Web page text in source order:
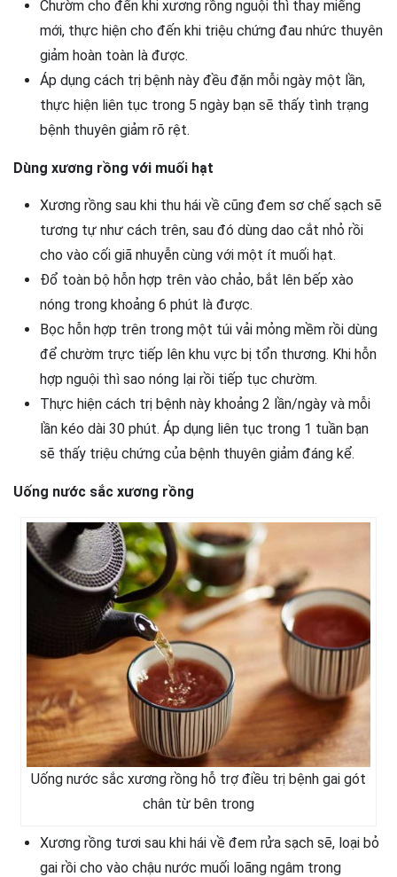
Chườm cho đến khi xương rồng nguội thì thay miếng
mới, thực hiện cho đến khi triệu chứng đau nhức thuyên
giảm hoàn toàn là được.
Áp dụng cách trị bệnh này đều đặn mỗi ngày một lần,
thực hiện liên tục trong 5 ngày bạn sẽ thấy tình trạng
bệnh thuyên giảm rõ rệt.
Dùng xương rồng với muối hạt
Xương rồng sau khi thu hái về cũng đem sơ chế sạch sẽ
tương tự như cách trên, sau đó dùng dao cắt nhỏ rồi
cho vào cối giã nhuyễn cùng với một ít muối hạt.
Đổ toàn bộ hỗn hợp trên vào chảo, bắt lên bếp xào
nóng trong khoảng 6 phút là được.
Bọc hỗn hợp trên trong một túi vải mỏng mềm rồi dùng
để chườm trực tiếp lên khu vực bị tổn thương. Khi hỗn
hợp nguội thì sao nóng lại rồi tiếp tục chườm.
Thực hiện cách trị bệnh này khoảng 2 lần/ngày và mỗi
lần kéo dài 30 phút. Áp dụng liên tục trong 1 tuần bạn
sẽ thấy triệu chứng của bệnh thuyên giảm đáng kể.
Uống nước sắc xương rồng
Uống nước sắc xương rồng hỗ trợ điều trị bệnh gai gót
chân từ bên trong
Xương rồng tươi sau khi hái về đem rửa sạch sẽ, loại bỏ
gai rồi cho vào chậu nước muối loãng ngâm trong